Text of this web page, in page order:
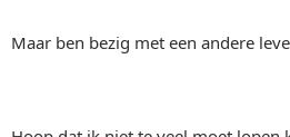
Maar ben bezig met een andere